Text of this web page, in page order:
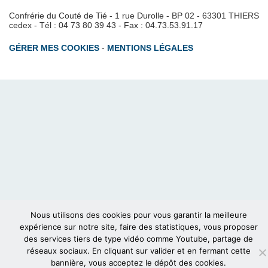
Confrérie du Couté de Tié - 1 rue Durolle - BP 02 - 63301 THIERS
cedex - Tél : 04 73 80 39 43 - Fax : 04.73.53.91.17
GÉRER MES COOKIES - MENTIONS LÉGALES
Nous utilisons des cookies pour vous garantir la meilleure
expérience sur notre site, faire des statistiques, vous proposer
des services tiers de type vidéo comme Youtube, partage de
réseaux sociaux. En cliquant sur valider et en fermant cette
bannière, vous acceptez le dépôt des cookies.